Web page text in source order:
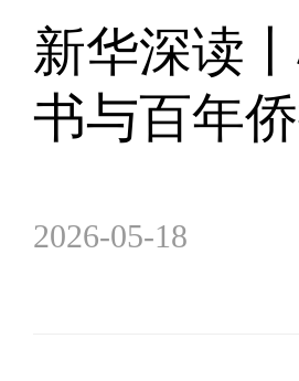
新华深读
书与百年
2026-05-18